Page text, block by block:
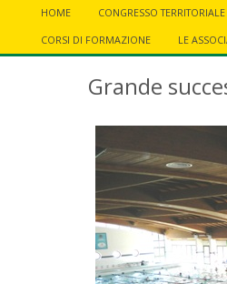
HOME CONGRESSO TERRITORIALE
CORSI DI FORMAZIONE
LE
Grande